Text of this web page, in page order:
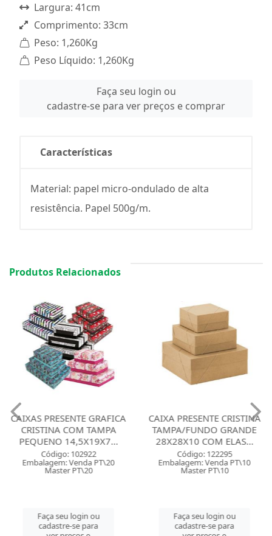
Largura: 41cm
Comprimento: 33cm
Peso: 1,260Kg
Peso Líquido: 1,260Kg
Faça seu login ou
cadastre-se para ver preços e comprar
Características
Material: papel micro-ondulado de alta
resistência. Papel 500g/m.
Produtos Relacionados
CAIXAS PRESENTE GRAFICA
CRISTINA COM TAMPA
PEQUENO 14,5X19X7...
Código: 102922
Embalagem: Venda PT\20
Master PT\20
Faça seu login ou
cadastre-se para
CAIXA PRESENTE CRISTINA
TAMPA/FUNDO GRANDE
28X28X10 COM ELAS...
Código: 122295
Embalagem: Venda PT\10
Master PT\10
Faça seu login ou
cadastre-se para